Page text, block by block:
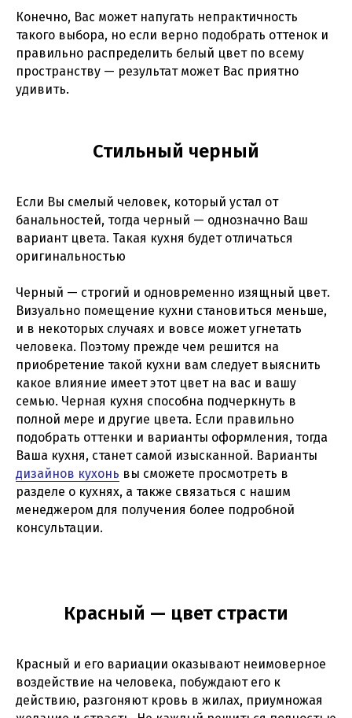
Конечно, Вас может напугать непрактичность
такого выбора, но если верно подобрать оттенок и
правильно распределить белый цвет по всему
пространству — результат может Вас приятно
удивить.
Стильный черный
Если Вы смелый человек, который устал от
банальностей, тогда черный — однозначно Ваш
вариант цвета. Такая кухня будет отличаться
оригинальностью
Черный — строгий и одновременно изящный цвет.
Визуально помещение кухни становиться меньше,
и в некоторых случаях и вовсе может угнетать
человека. Поэтому прежде чем решится на
приобретение такой кухни вам следует выяснить
какое влияние имеет этот цвет на вас и вашу
семью. Черная кухня способна подчеркнуть в
полной мере и другие цвета. Если правильно
подобрать оттенки и варианты оформления, тогда
Ваша кухня, станет самой изысканной. Варианты
дизайнов кухонь вы сможете просмотреть в
разделе о кухнях, а также связаться с нашим
менеджером для получения более подробной
консультации.
Красный — цвет страсти
Красный и его вариации оказывают неимоверное
воздействие на человека, побуждают его к
действию, разгоняют кровь в жилах, приумножая